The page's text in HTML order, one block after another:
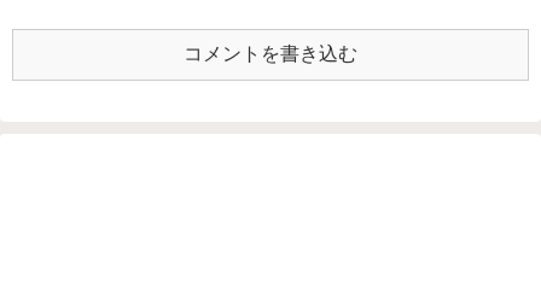
コメントを書き込む